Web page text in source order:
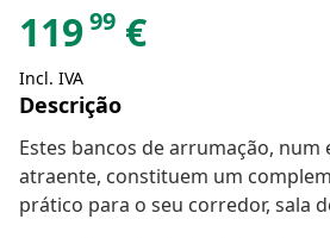
11999 €
Incl. IVA
Descrição
Estes bancos de arrumação, num
atraente, constituem um
prático para o seu corredor, sala